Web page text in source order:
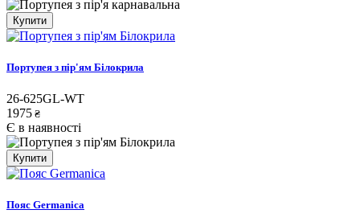
Купити
Портупея з пір'ям Білокрила
26-625GL-WT
1975 ₴
Є в наявності
Купити
Пояс Germanica